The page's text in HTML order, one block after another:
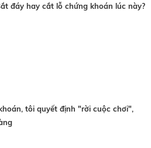
đáy hay cắt lỗ chứng khoán lúc này?
tôi quyết định "rời cuộc chơi",